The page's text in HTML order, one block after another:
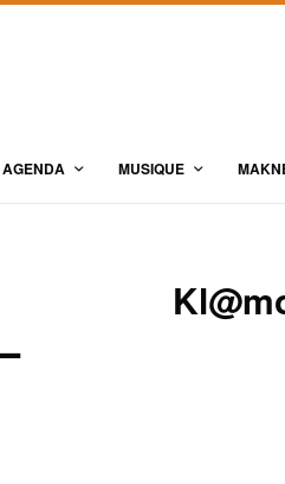
AGENDA MUSIQUE